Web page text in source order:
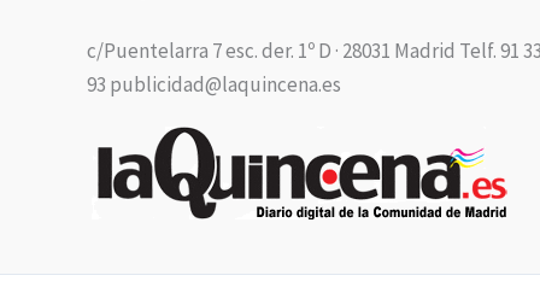
c/Puentelarra 7 esc. der. 1º D · 28031 Madrid Telf. 91
93 publicidad@laquincena.es